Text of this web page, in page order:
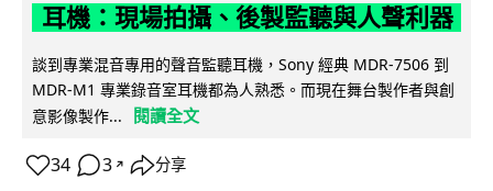
耳機：現場拍攝、後製監聽與人聲利器
談到專業混音專用的聲音監聽耳機，Sony 經典 MDR-7506 到
MDR-M1 專業錄音室耳機都為人熟悉。而現在舞台製作者與創
意影像製作...
閱讀全文
34 3 ↗ 分享